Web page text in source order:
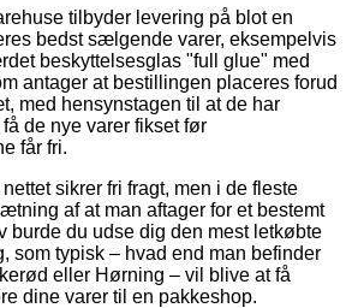
tilbyder levering på blot en
bedst sælgende varer, eksempelvis
beskyttelsesglas "full glue" med
antager at bestillingen placeres forud
med hensynstagen til at de har
de nye varer fikset før
får fri.
sikrer fri fragt, men i de fleste
af at man aftager for et bestemt
burde du udse dig den mest letkøbte
som typisk – hvad end man befinder
eller Hørning – vil blive at få
dine varer til en pakkeshop.